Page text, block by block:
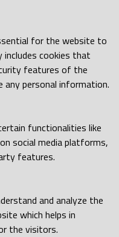
for the website to
includes cookies that
features of the
personal information.
functionalities like
social media platforms,
features.
and analyze the
which helps in
the visitors.